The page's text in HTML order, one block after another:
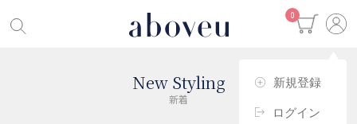
0
新規登録
ログイン
New Styling
新着